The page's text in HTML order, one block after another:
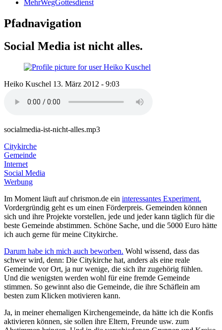
MehrWegGottesdienst
Pfadnavigation
Social Media ist nicht alles.
Heiko Kuschel 13. März 2012 - 9:03
socialmedia-ist-nicht-alles.mp3
Citykirche
Gemeinde
Internet
Social Media
Werbung
Im Moment läuft auf chrismon.de ein interessantes Experiment.
Vordergründig geht es um einen Förderpreis. Gemeinden können
sich und ihre Projekte vorstellen, jede und jeder kann täglich für die
beste Gemeinde abstimmen. Schöne Sache, und die 5000 Euro hätte
ich auch gerne für meine Citykirche.
Darum habe ich mich auch beworben. Wohl wissend, dass das
schwer wird, denn: Die Citykirche hat, anders als eine reale
Gemeinde vor Ort, ja nur wenige, die sich ihr zugehörig fühlen.
Und die wenigsten werden wohl für eine fremde Gemeinde
stimmen. So gewinnt also die Gemeinde, die ihre Schäflein am
besten zum Klicken motivieren kann.
Ja, in meiner ehemaligen Kirchengemeinde, da hätte ich die Konfis
aktivieren können, sie sollen ihre Eltern, Freunde usw. zum